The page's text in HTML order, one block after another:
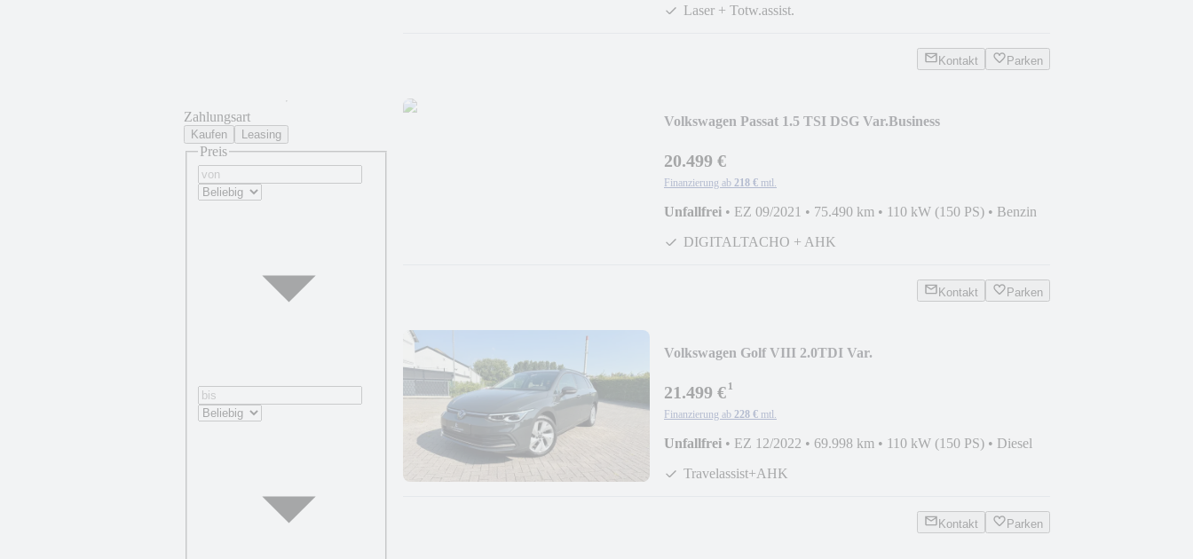
Zahlungsart
Kaufen Leasing
Preis
Laser + Totw.assist.
Kontakt Parken
Volkswagen Passat 1.5 TSI DSG Var.Business
20.499 €
Finanzierung ab 218 € mtl.
Unfallfrei • EZ 09/2021 • 75.490 km • 110 kW (150 PS) • Benzin
DIGITALTACHO + AHK
Kontakt Parken
Volkswagen Golf VIII 2.0TDI Var.
21.499 €¹
Finanzierung ab 228 € mtl.
Unfallfrei • EZ 12/2022 • 69.998 km • 110 kW (150 PS) • Diesel
Travelassist+AHK
Kontakt Parken